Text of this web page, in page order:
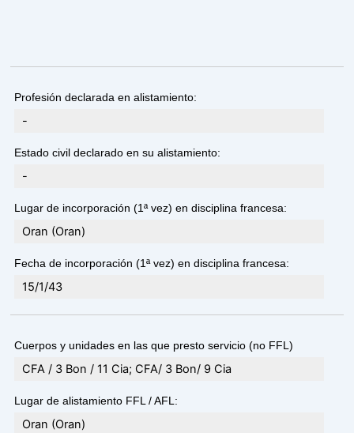
Profesión declarada en alistamiento:
-
Estado civil declarado en su alistamiento:
-
Lugar de incorporación (1ª vez) en disciplina francesa:
Oran (Oran)
Fecha de incorporación (1ª vez) en disciplina francesa:
15/1/43
Cuerpos y unidades en las que presto servicio (no FFL)
CFA / 3 Bon / 11 Cia; CFA/ 3 Bon/ 9 Cia
Lugar de alistamiento FFL / AFL:
Oran (Oran)